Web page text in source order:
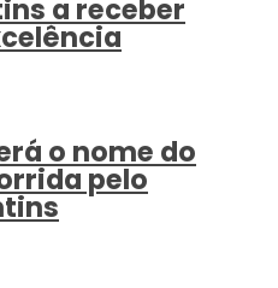
a receber
o nome do
pelo